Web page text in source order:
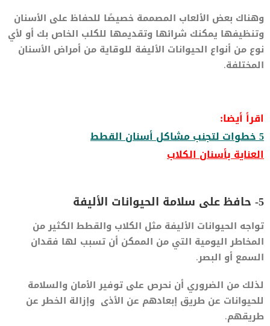
وهناك بعض الألعاب المصممة خصيصًا للحفاظ على الأسنان
وتنظيفها يمكنك شرائها وتقديمها للكلب الخاص بك أو لأي
نوع من أنواع الحيوانات الأليفة للوقاية من أمراض الأسنان
المختلفة.
اقرأ أيضا:
5 خطوات لتجنب مشاكل أسنان القطط
العناية بأسنان الكلاب
5- حافظ على سلامة الحيوانات الأليفة
تواجه الحيوانات الأليفة مثل الكلاب والقطط الكثير من
المخاطر اليومية التي من الممكن أن تسبب لها فقدان
السمع أو البصر.
لذلك من الضروري أن نحرص على توفير الأمان والسلامة
للحيوانات عن طريق إبعادهم عن الأذى وإزالة الخطر عن
طريقهم.